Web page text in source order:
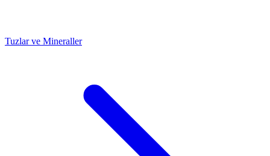
Tuzlar ve Mineraller